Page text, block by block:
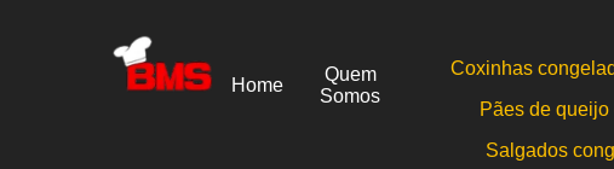
Home
Quem
Somos
Coxinhas
Pães de
Salgados